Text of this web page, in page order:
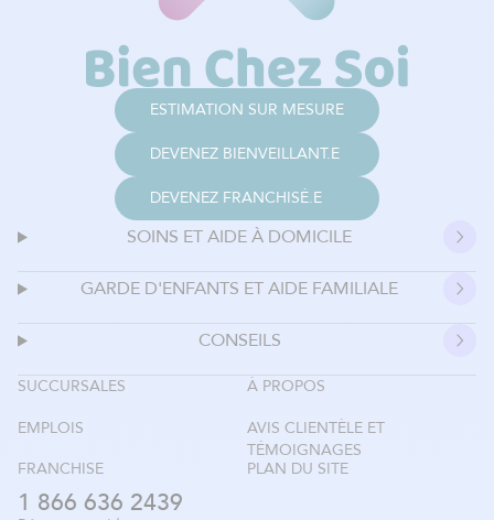
ESTIMATION SUR MESURE
DEVENEZ BIENVEILLANT.E
DEVENEZ FRANCHISÉ.E
SOINS ET AIDE À DOMICILE
GARDE D'ENFANTS ET AIDE FAMILIALE
CONSEILS
SUCCURSALES
À PROPOS
EMPLOIS
AVIS CLIENTÈLE ET
TÉMOIGNAGES
FRANCHISE
PLAN DU SITE
1 866 636 2439